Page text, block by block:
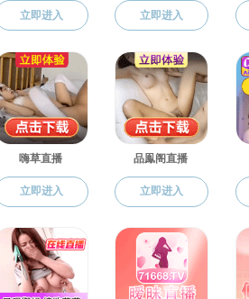
合研究大讲堂（第8期）：马来西亚华人社会的发展
100号